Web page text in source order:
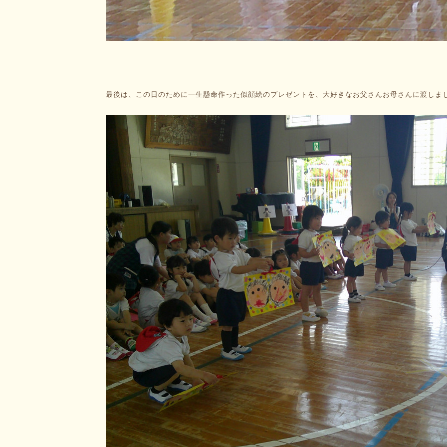
最後は、この日のために一生懸命作った似顔絵のプレゼントを、大好きなお父さんお母さんに渡しま